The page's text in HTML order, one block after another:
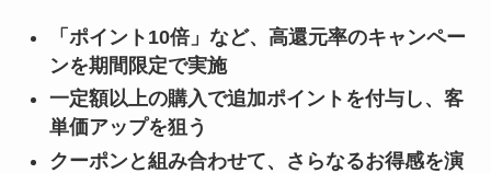
「ポイント10倍」など、高還元率のキャンペー
ンを期間限定で実施
一定額以上の購入で追加ポイントを付与し、客
単価アップを狙う
クーポンと組み合わせて、さらなるお得感を演